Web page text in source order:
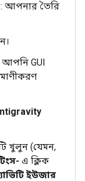
: আপনার তৈরি
আপনি GUI
খুলুন (যেমন,
এ ক্লিক
ইউজার